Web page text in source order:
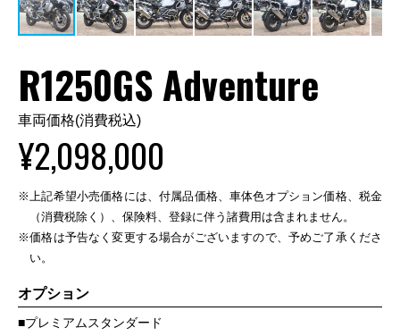
R1250GS Adventure
車両価格(消費税込)
¥2,098,000
※上記希望小売価格には、付属品価格、車体色オプション価格、税金
（消費税除く）、保険料、登録に伴う諸費用は含まれません。
※価格は予告なく変更する場合がございますので、予めご了承くださ
い。
オプション
プレミアムスタンダード